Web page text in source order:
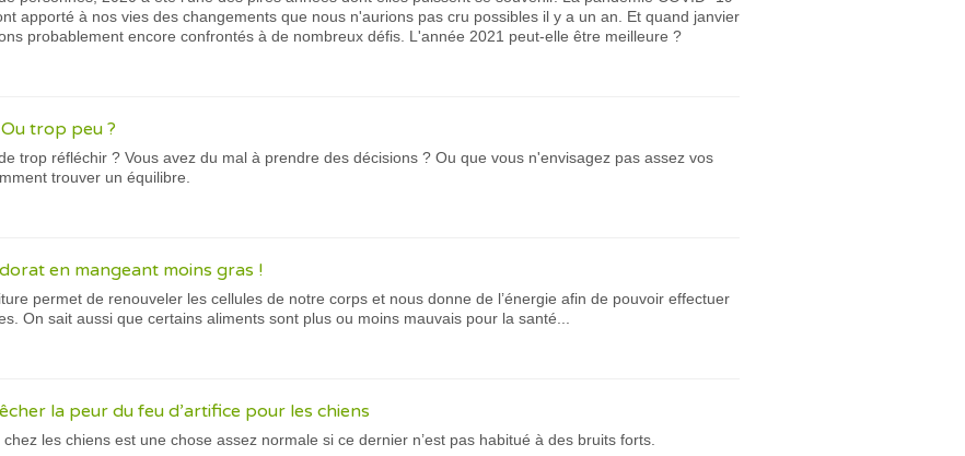
apporté à nos vies des changements que nous n'aurions pas cru possibles il y a un an. Et quand janvier
probablement encore confrontés à de nombreux défis. L'année 2021 peut-elle être meilleure ?
trop peu ?
trop réfléchir ? Vous avez du mal à prendre des décisions ? Ou que vous n'envisagez pas assez vos
trouver un équilibre.
en mangeant moins gras !
permet de renouveler les cellules de notre corps et nous donne de l’énergie afin de pouvoir effectuer
On sait aussi que certains aliments sont plus ou moins mauvais pour la santé...
la peur du feu d’artifice pour les chiens
chez les chiens est une chose assez normale si ce dernier n’est pas habitué à des bruits forts.